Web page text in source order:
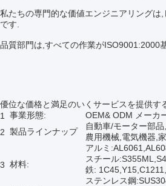
私たちの専門的な価値エンジニアリング
です.
品質部門は,すべての作業がISO9001:2000
優位な価格と満足のいくサービスを提供す
1
事業形態:
OEM& ODM メーカ
2 製品ラインナップ
自動車/モーター部
農用機械,電気機器,
3 材料:
アルミ
スチール
鉄:
ステンレス鋼